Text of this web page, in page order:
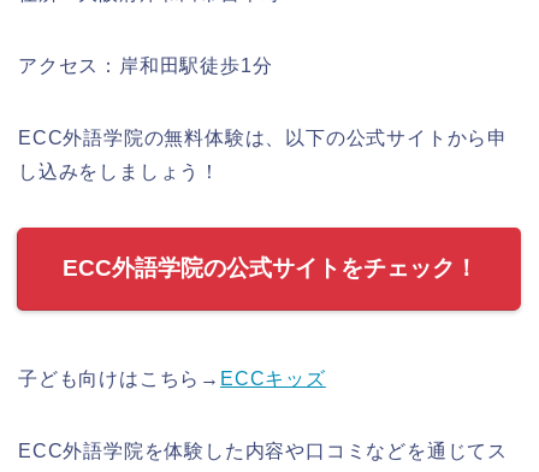
アクセス：岸和田駅徒歩1分
ECC外語学院の無料体験は、以下の公式サイトから申
し込みをしましょう！
ECC外語学院の公式サイトをチェック！
子ども向けはこちら→ ECCキッズ
ECC外語学院を体験した内容や口コミなどを通じてス